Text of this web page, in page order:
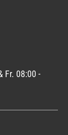
Fr. 08:00 -